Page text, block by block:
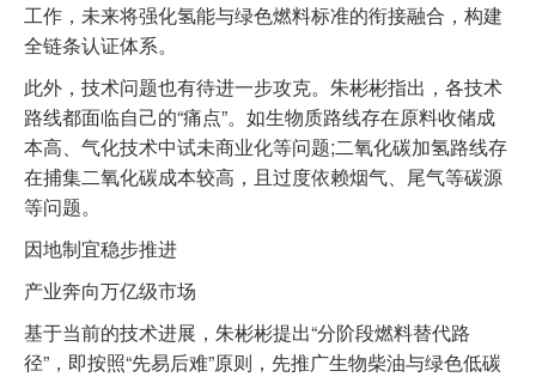
工作，未来将强化氢能与绿色燃料标准的衔接融合，构建
全链条认证体系。
此外，技术问题也有待进一步攻克。朱彬彬指出，各技术
路线都面临自己的“痛点”。如生物质路线存在原料收储成
本高、气化技术中试未商业化等问题;二氧化碳加氢路线存
在捕集二氧化碳成本较高，且过度依赖烟气、尾气等碳源
等问题。
因地制宜稳步推进
产业奔向万亿级市场
基于当前的技术进展，朱彬彬提出“分阶段燃料替代路
径”，即按照“先易后难”原则，先推广生物柴油与绿色低碳